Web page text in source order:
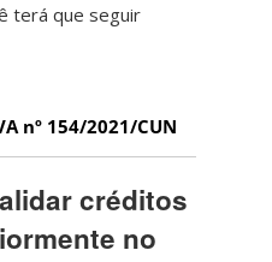
terá que seguir
nº 154/2021/CUN
créditos
no